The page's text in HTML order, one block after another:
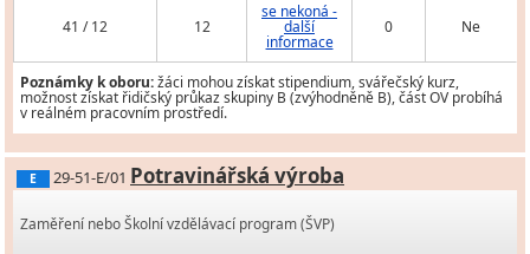
41 / 12 12
se nekoná -
další
informace
0 Ne
Poznámky k oboru:žáci mohou získat stipendium, svářečský kurz,
možnost získat řidičský průkaz skupiny B (zvýhodněně B), část OV probíhá
v reálném pracovním prostředí.
E 29-51-E/01 Potravinářská výroba
Zaměření nebo Školní vzdělávací program (ŠVP)